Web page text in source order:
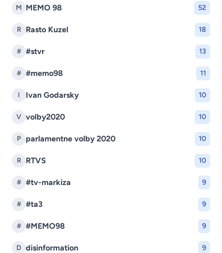
M MEMO 98 52
R Rasto Kuzel 18
# #stvr 13
# #memo98 11
I Ivan Godarsky 10
V volby2020 10
P parlamentne volby 2020 10
R RTVS 10
# #tv-markiza 9
# #ta3 9
# #MEMO98 9
D disinformation 9